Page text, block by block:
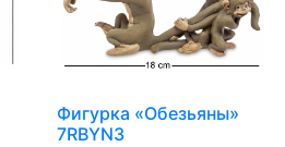
Фигурка «Обезьяны»
7RBYN3